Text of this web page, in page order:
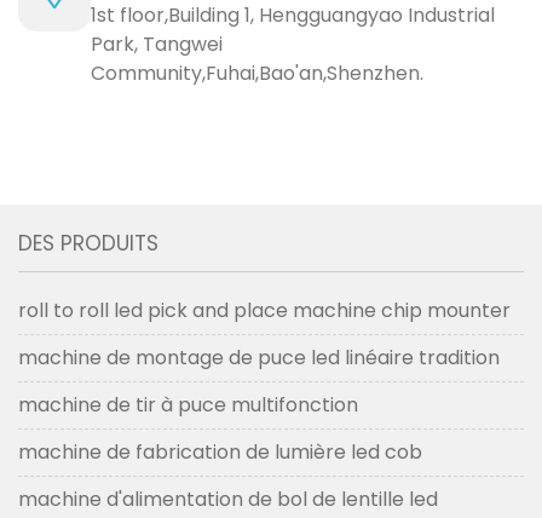
1st floor,Building 1, Hengguangyao Industrial
Park, Tangwei
Community,Fuhai,Bao'an,Shenzhen.
DES PRODUITS
roll to roll led pick and place machine chip mounter
machine de montage de puce led linéaire tradition
machine de tir à puce multifonction
machine de fabrication de lumière led cob
machine d'alimentation de bol de lentille led